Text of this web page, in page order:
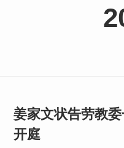
姜家文状告劳教
开庭